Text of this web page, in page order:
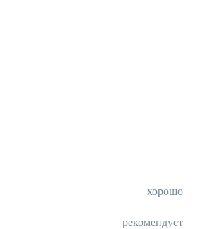
хорошо
рекомендует